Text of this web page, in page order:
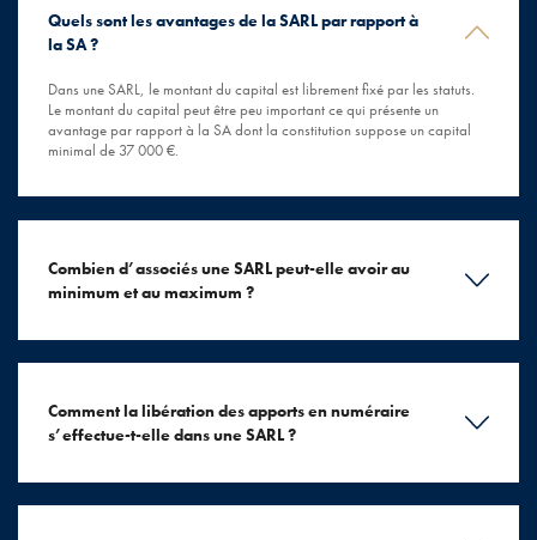
Quels sont les avantages de la SARL par rapport à
la SA ?
Dans une SARL, le montant du capital est librement fixé par les statuts.
Le montant du capital peut être peu important ce qui présente un
avantage par rapport à la SA dont la constitution suppose un capital
minimal de 37 000 €.
Combien d’associés une SARL peut-elle avoir au
minimum et au maximum ?
Comment la libération des apports en numéraire
s’effectue-t-elle dans une SARL ?